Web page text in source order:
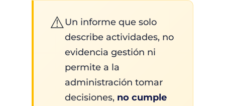
⚠️Un informe que solo
describe actividades, no
evidencia gestión ni
permite a la
administración tomar
decisiones, no cumple